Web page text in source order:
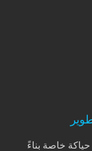
خاصة بناءً